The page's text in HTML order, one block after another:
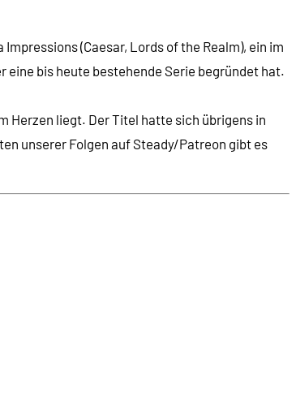
(Caesar, Lords of the Realm), ein im
bis heute bestehende Serie begründet hat.
Herzen liegt. Der Titel hatte sich übrigens in
unserer Folgen auf Steady/Patreon gibt es